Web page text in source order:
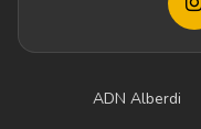
ADN Alberdi